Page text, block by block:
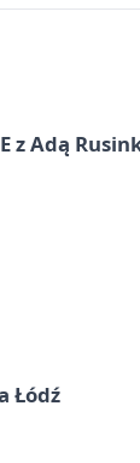
z Adą
Łódź